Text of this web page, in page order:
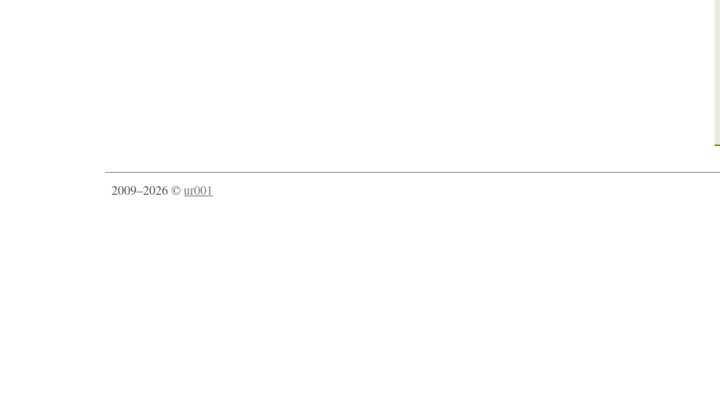
2009–2026 ©ur001